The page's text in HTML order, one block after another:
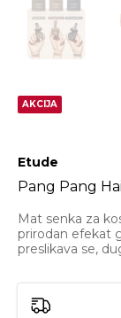
AKCIJA
Etude
Pang Pang
Mat senka za
prirodan efekat
preslikava se,